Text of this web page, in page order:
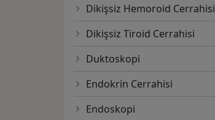
Dikişsiz Hemoroid Cerrahisi
Dikişsiz Tiroid Cerrahisi
Duktoskopi
Endokrin Cerrahisi
Endoskopi